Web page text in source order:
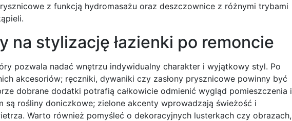
z funkcją hydromasażu oraz deszczownice z różnymi trybami
na stylizację łazienki po remoncie
pozwala nadać wnętrzu indywidualny charakter i wyjątkowy styl. Po
akcesoriów; ręczniki, dywaniki czy zasłony prysznicowe powinny być
dobrane dodatki potrafią całkowicie odmienić wygląd pomieszczenia i
są rośliny doniczkowe; zielone akcenty wprowadzają świeżość i
Warto również pomyśleć o dekoracyjnych lusterkach czy obrazach,